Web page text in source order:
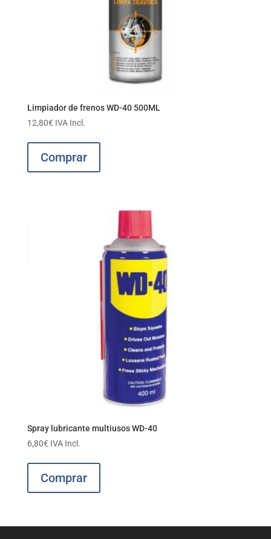
Limpiador de frenos WD-40 500ML
12,80€ IVA Incl.
Comprar
Spray lubricante multiusos WD-40
6,80€ IVA Incl.
Comprar